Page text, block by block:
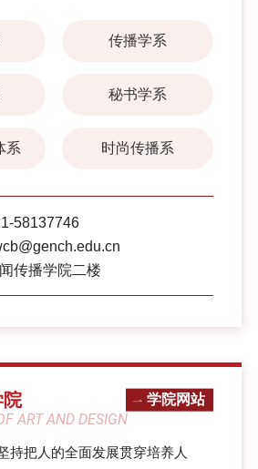
传播学系
秘书学系
系 时尚传播系
58137746
传播学院二楼
ART AND DESIGN
学院网站
持把人的全面发展贯穿培养人